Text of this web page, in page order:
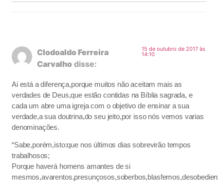
Clodoaldo Ferreira
Carvalho disse:
15 de outubro de 2017 às
14:10
Ai está a diferença,porque muitos não aceitam mais as
verdades de Deus,que estão contidas na Bíblia sagrada, e
cada um abre uma igreja com o objetivo de ensinar a sua
verdade,a sua doutrina,do seu jeito,por isso nós vemos varias
denominações.
“Sabe,porém,isto:que nos últimos dias sobrevirão tempos
trabalhosos;
Porque haverá homens amantes de si